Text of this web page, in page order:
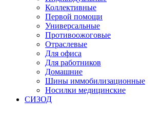
Коллективные
Первой помощи
Универсальные
Противоожоговые
Отраслевые
Для офиса
Для работников
Домашние
Шины иммобилизационные
Носилки медицинские
СИЗОД